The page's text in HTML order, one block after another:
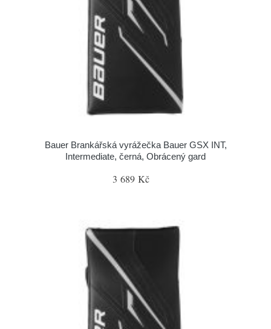
Bauer Brankářská vyrážečka Bauer GSX INT,
Intermediate, černá, Obrácený gard
3 689 Kč